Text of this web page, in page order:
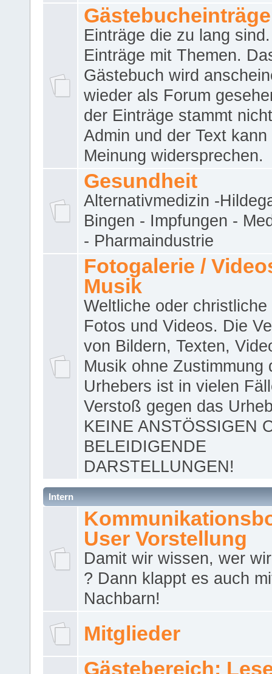
Gästebucheinträge
Einträge die zu lang
Einträge mit Themen.
Gästebuch wird
wieder als Forum
der Einträge stammt
Admin und der Text kann
Meinung widersprechen.
Gesundheit
Alternativmedizin -
Bingen - Impfungen -
- Pharmaindustrie
Fotogalerie /
Musik
Weltliche oder christliche
Fotos und Videos. Die
von Bildern, Texten,
Musik ohne Zustimmung
Urhebers ist in vielen
Verstoß gegen das
KEINE ANSTÖSSIGEN
BELEIDIGENDE
DARSTELLUNGEN!
Intern
User Vorstellung
Damit wir wissen, wer
? Dann klappt es auch
Nachbarn!
Mitglieder
Gästebereich: